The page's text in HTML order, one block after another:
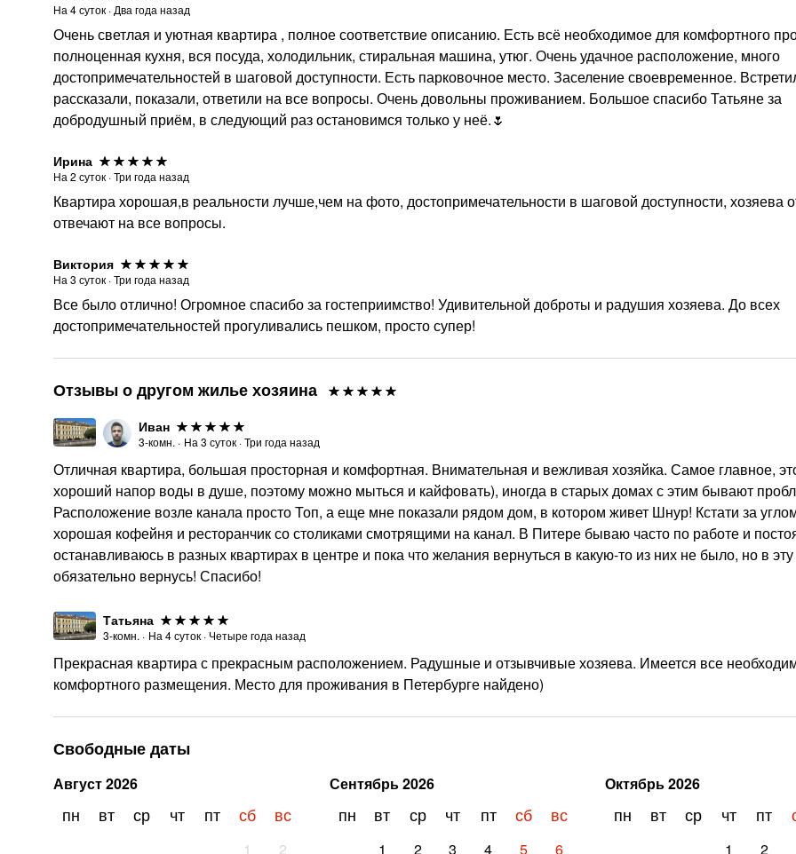
Свободные даты
Август2026
пн вт ср чт пт сб вс
1 2
Сентябрь2026
пн вт ср чт пт сб вс
1 2 3 4 5 6
Октябрь2026
пн вт ср чт пт
1 2
На 4суток · Два года назад
Очень светлая и уютная квартира , полное соответствие описанию. Есть всё необходимое для комфортного
полноценная кухня, вся посуда, холодильник, стиральная машина, утюг. Очень удачное расположение, много
достопримечательностей в шаговой доступности. Есть парковочное место. Заселение своевременное.
рассказали, показали, ответили на все вопросы. Очень довольны проживанием. Большое спасибо Татьяне за
добродушный приём, в следующий раз остановимся только у неё.🌷
Ирина
На 2 суток ·Три года назад
Квартира хорошая,в реальности лучше,чем на фото, достопримечательности в шаговой доступности, хозяева
отвечают на все вопросы.
Виктория
На 3 суток ·Три года назад
Все было отлично! Огромное спасибо за гостеприимство! Удивительной доброты и радушия хозяева. До всех
достопримечательностей прогуливались пешком, просто супер!
Отзывы о другом жилье хозяина
Иван
3-комн. · На 3 суток ·Три года назад
Отличная квартира, большая просторная и комфортная. Внимательная и вежливая хозяйка. Самое главное,
хороший напор воды в душе, поэтому можно мыться и кайфовать), иногда в старых домах с этим бывают
Расположение возле канала просто Топ, а еще мне показали рядом дом, в котором живет Шнур! Кстати за
хорошая кофейня и ресторанчик со столиками смотрящими на канал. В Питере бываю часто по работе и
останавливаюсь в разных квартирах в центре и пока что желания вернуться в какую-то из них не было, но в
обязательно вернусь! Спасибо!
Татьяна
3-комн. · На 4суток · Четыре года назад
Прекрасная квартира с прекрасным расположением. Радушные и отзывчивые хозяева. Имеется все
комфортного размещения. Место для проживания в Петербурге найдено)